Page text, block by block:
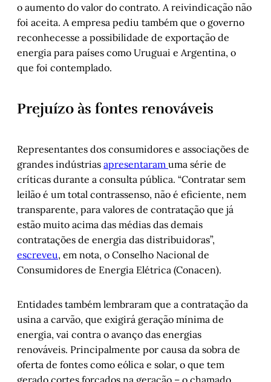
o aumento do valor do contrato. A reivindicação não
foi aceita. A empresa pediu também que o governo
reconhecesse a possibilidade de exportação de
energia para países como Uruguai e Argentina, o
que foi contemplado.
Prejuízo às fontes renováveis
Representantes dos consumidores e associações de
grandes indústrias apresentaram uma série de
críticas durante a consulta pública. “Contratar sem
leilão é um total contrassenso, não é eficiente, nem
transparente, para valores de contratação que já
estão muito acima das médias das demais
contratações de energia das distribuidoras”,
escreveu, em nota, o Conselho Nacional de
Consumidores de Energia Elétrica (Conacen).
Entidades também lembraram que a contratação da
usina a carvão, que exigirá geração mínima de
energia, vai contra o avanço das energias
renováveis. Principalmente por causa da sobra de
oferta de fontes como eólica e solar, o que tem
gerado cortes forçados na geração – o chamado